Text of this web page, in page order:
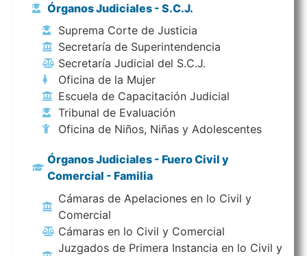
Órganos Judiciales - S.C.J.
Suprema Corte de Justicia
Secretaría de Superintendencia
Secretaría Judicial del S.C.J.
Oficina de la Mujer
Escuela de Capacitación Judicial
Tribunal de Evaluación
Oficina de Niños, Niñas y Adolescentes
Órganos Judiciales - Fuero Civil y
Comercial - Familia
Cámaras de Apelaciones en lo Civil y
Comercial
Cámaras en lo Civil y Comercial
Juzgados de Primera Instancia en lo Civil y